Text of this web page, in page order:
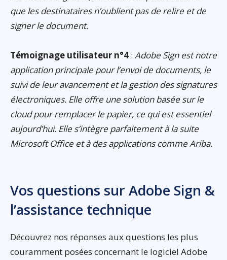
que les destinataires n’oublient pas de relire et de
signer le document.
Témoignage utilisateur n°4 : Adobe Sign est notre
application principale pour l’envoi de documents, le
suivi de leur avancement et la gestion des signatures
électroniques. Elle offre une solution basée sur le
cloud pour remplacer le papier, ce qui est essentiel
aujourd’hui. Elle s’intègre parfaitement à la suite
Microsoft Office et à des applications comme Ariba.
Vos questions sur Adobe Sign &
l’assistance technique
Découvrez nos réponses aux questions les plus
couramment posées concernant le logiciel Adobe